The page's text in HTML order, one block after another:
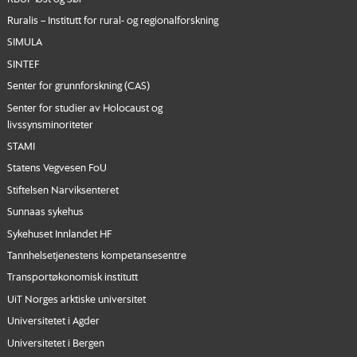
Ruralis – Institutt for rural- og regionalforskning
SIMULA
SINTEF
Senter for grunnforskning (CAS)
Senter for studier av Holocaust og
livssynsminoriteter
STAMI
Statens Vegvesen FoU
Stiftelsen Narviksenteret
Sunnaas sykehus
Sykehuset Innlandet HF
Tannhelsetjenestens kompetansesentre
Transportøkonomisk institutt
UiT Norges arktiske universitet
Universitetet i Agder
Universitetet i Bergen